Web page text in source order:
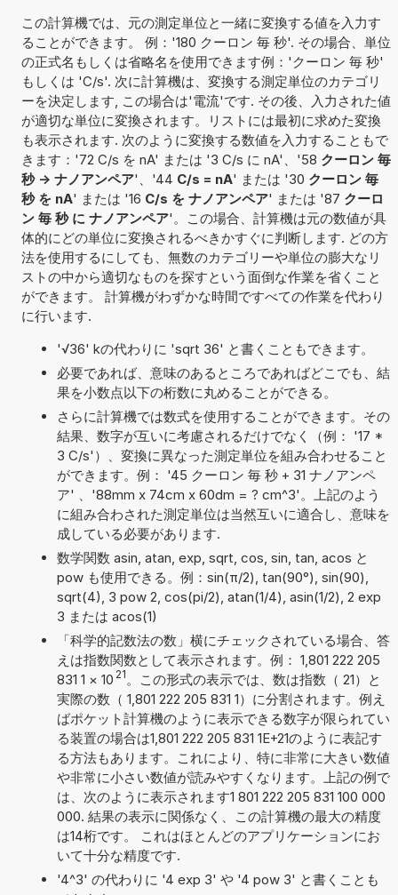
この計算機では、元の測定単位と一緒に変換する値を入力す
ることができます。 例：'180 クーロン 毎 秒'. その場合、単位
の正式名もしくは省略名を使用できます例：'クーロン 毎 秒'
もしくは 'C/s'. 次に計算機は、変換する測定単位のカテゴリ
ーを決定します, この場合は'電流'です. その後、入力された値
が適切な単位に変換されます。リストには最初に求めた変換
も表示されます. 次のように変換する数値を入力することもで
きます：'72 C/s を nA' または '3 C/s に nA'、'58 クーロン 毎
秒 -> ナノアンペア'、'44 C/s = nA' または '30 クーロン 毎
秒 を nA' または '16 C/s を ナノアンペア' または '87 クーロ
ン 毎 秒 に ナノアンペア'。この場合、計算機は元の数値が具
体的にどの単位に変換されるべきかすぐに判断します. どの方
法を使用するにしても、無数のカテゴリーや単位の膨大なリ
ストの中から適切なものを探すという面倒な作業を省くこと
ができます。 計算機がわずかな時間ですべての作業を代わり
に行います.
'√36' kの代わりに 'sqrt 36' と書くこともできます。
必要であれば、意味のあるところであればどこでも、結
果を小数点以下の桁数に丸めることができる。
さらに計算機では数式を使用することができます。その
結果、数字が互いに考慮されるだけでなく（例： '17 *
3 C/s'）、変換に異なった測定単位を組み合わせること
ができます。例： '45 クーロン 毎 秒 + 31 ナノアンペ
ア' 、'88mm x 74cm x 60dm = ? cm^3'。上記のよう
に組み合わされた測定単位は当然互いに適合し、意味を
成している必要があります.
数学関数 asin, atan, exp, sqrt, cos, sin, tan, acos と
pow も使用できる。例：sin(π/2), tan(90°), sin(90),
sqrt(4), 3 pow 2, cos(pi/2), atan(1/4), asin(1/2), 2 exp
3 または acos(1)
「科学的記数法の数」横にチェックされている場合、答
えは指数関数として表示されます。例： 1,801 222 205
831 1 × 10 21 。この形式の表示では、数は指数（ 21）と
実際の数（ 1,801 222 205 831 1）に分割されます。例え
ばポケット計算機のように表示できる数字が限られてい
る装置の場合は1,801 222 205 831 1E+21のように表記す
る方法もあります。これにより、特に非常に大きい数値
や非常に小さい数値が読みやすくなります。上記の例で
は、次のように表示されます1 801 222 205 831 100 000
000. 結果の表示に関係なく、この計算機の最大の精度
は14桁です。 これはほとんどのアプリケーションにお
いて十分な精度です.
'4^3' の代わりに '4 exp 3' や '4 pow 3' と書くことも